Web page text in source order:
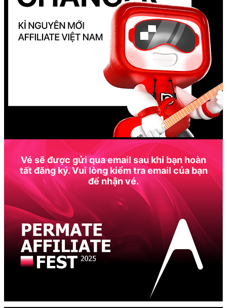
Vé sẽ được gửi qua email sau khi bạn hoàn
tất đăng ký. Vui lòng kiểm tra email của bạn
để nhận vé.